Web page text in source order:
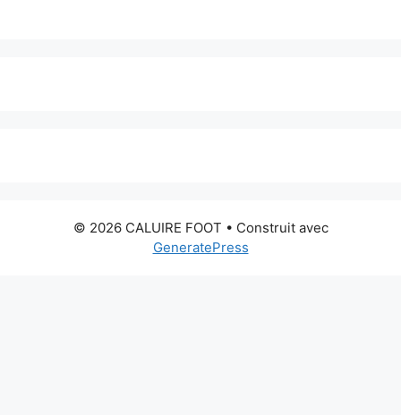
© 2026 CALUIRE FOOT • Construit avec
GeneratePress